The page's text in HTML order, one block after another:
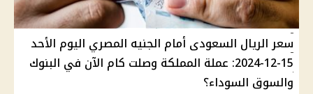
سعر الريال السعودى أمام الجنيه المصري اليوم الأحد
15-12-2024: عملة المملكة وصلت كام الآن في البنوك
والسوق السوداء؟